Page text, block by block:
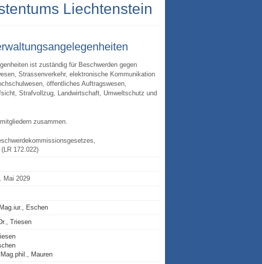
Liechtenstein
ist zuständig für Be­schwer­den gegen
Strassen­ver­kehr, elektronische Kommunikation
öffentliches Auftragswesen,
Strafvollzug, Landwirtschaft, Umweltschutz und
zusammen.
172.022)
Mai 2029
Eschen
Triesen
Mauren